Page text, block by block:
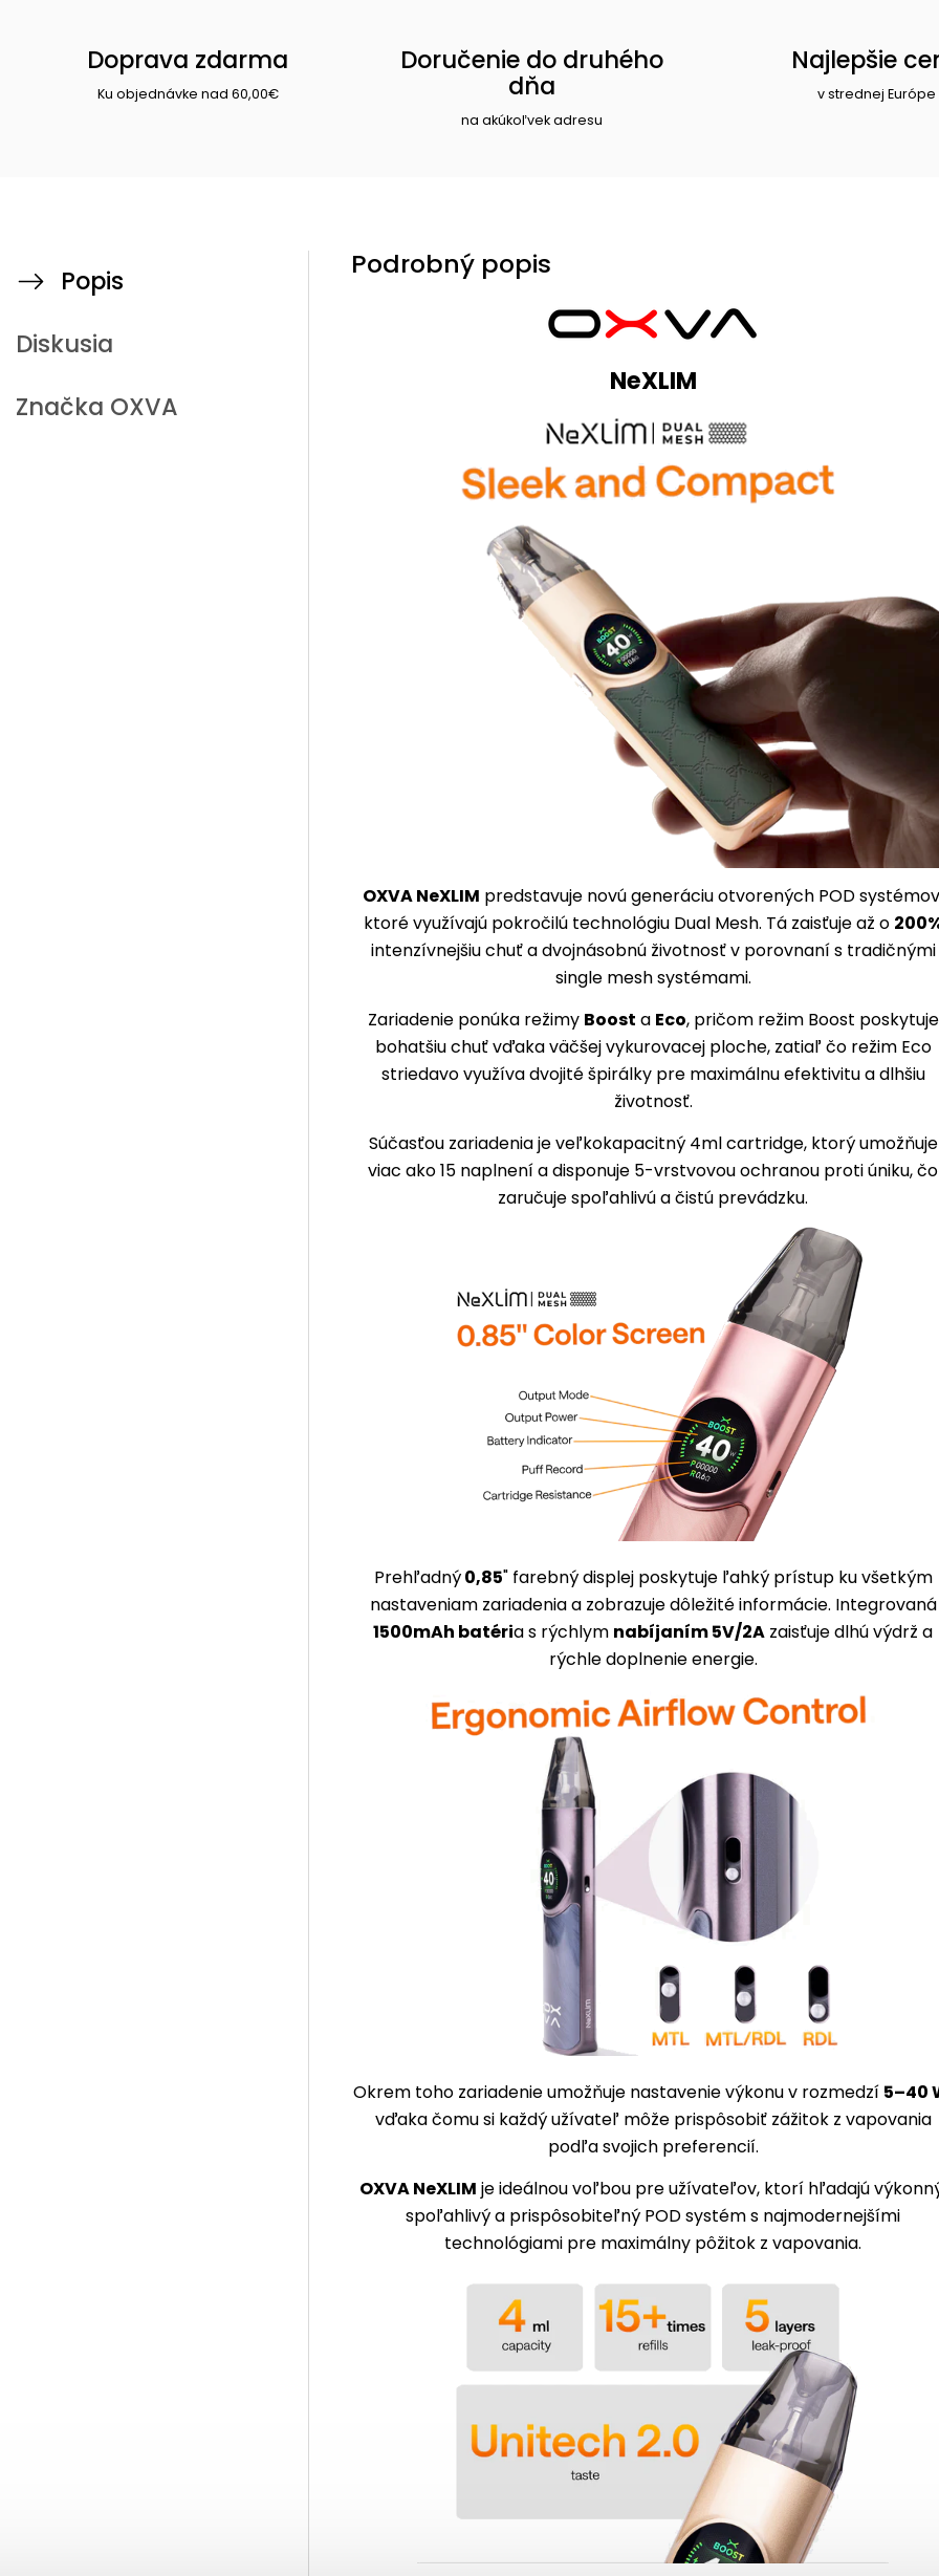
Doprava zdarma
Ku objednávke nad 60,00€
Doručenie do druhého
dňa
na akúkoľvek adresu
Najlepšie
v strednej Európe
Popis
Diskusia
Značka OXVA
Podrobný popis
NeXLIM
OXVA NeXLIM predstavuje novú generáciu otvorených POD
ktoré využívajú pokročilú technológiu Dual Mesh. Tá zaisťuje až o
intenzívnejšiu chuť a dvojnásobnú životnosť v porovnaní s tradičnými
single mesh systémami.
Zariadenie ponúka režimy Boost a Eco, pričom režim Boost poskytuje
bohatšiu chuť vďaka väčšej vykurovacej ploche, zatiaľ čo režim Eco
striedavo využíva dvojité špirálky pre maximálnu efektivitu a dlhšiu
životnosť.
Súčasťou zariadenia je veľkokapacitný 4ml cartridge, ktorý umožňuje
viac ako 15 naplnení a disponuje 5-vrstvovou ochranou proti úniku, čo
zaručuje spoľahlivú a čistú prevádzku.
Prehľadný0,85" farebný displej poskytuje ľahký prístup ku všetkým
nastaveniam zariadenia a zobrazuje dôležité informácie. Integrovaná
1500mAh batéria s rýchlym nabíjaním 5V/2A zaisťuje dlhú výdrž a
rýchle doplnenie energie.
Okrem toho zariadenie umožňuje nastavenie výkonu v rozmedzí 5–40
vďaka čomu si každý užívateľ môže prispôsobiť zážitok z vapovania
podľa svojich preferencií.
OXVA NeXLIM je ideálnou voľbou pre užívateľov, ktorí hľadajú
spoľahlivý a prispôsobiteľný POD systém s najmodernejšími
technológiami pre maximálny pôžitok z vapovania.